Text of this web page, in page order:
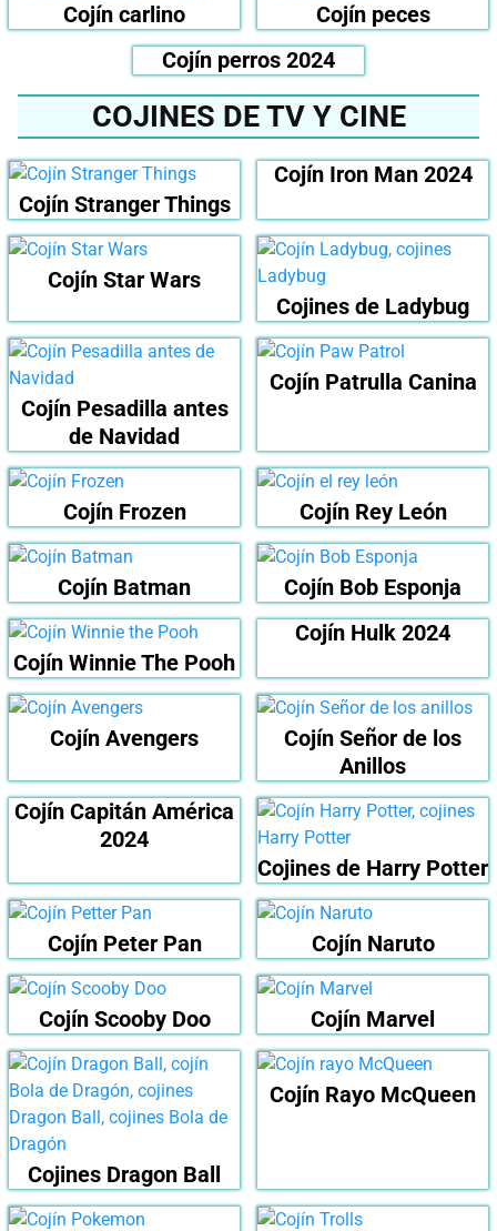
Cojín carlino
Cojín peces
Cojín perros 2024
COJINES DE TV Y CINE
Cojín Stranger Things
Cojín Iron Man 2024
Cojín Star Wars
Cojines de Ladybug
Cojín Pesadilla antes
de Navidad
Cojín Patrulla Canina
Cojín Frozen Cojín Rey León
Cojín Batman Cojín Bob Esponja
Cojín Winnie The Pooh
Cojín Hulk 2024
Cojín Avengers
Cojín Señor de los
Anillos
Cojín Capitán América
2024
Cojines de Harry Potter
Cojín Peter Pan Cojín Naruto
Cojín Scooby Doo Cojín Marvel
Cojines Dragon Ball
Cojín Rayo McQueen